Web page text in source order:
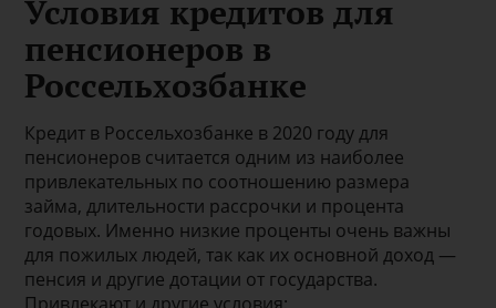
Условия кредитов для
пенсионеров в
Россельхозбанке
Кредит в Россельхозбанке в 2020 году для
пенсионеров считается одним из наиболее
привлекательных по соотношению размера
займа, длительности рассрочки и процента
годовых. Именно низкие проценты очень важны
для пожилых людей, так как их основной доход —
пенсия и другие дотации от государства.